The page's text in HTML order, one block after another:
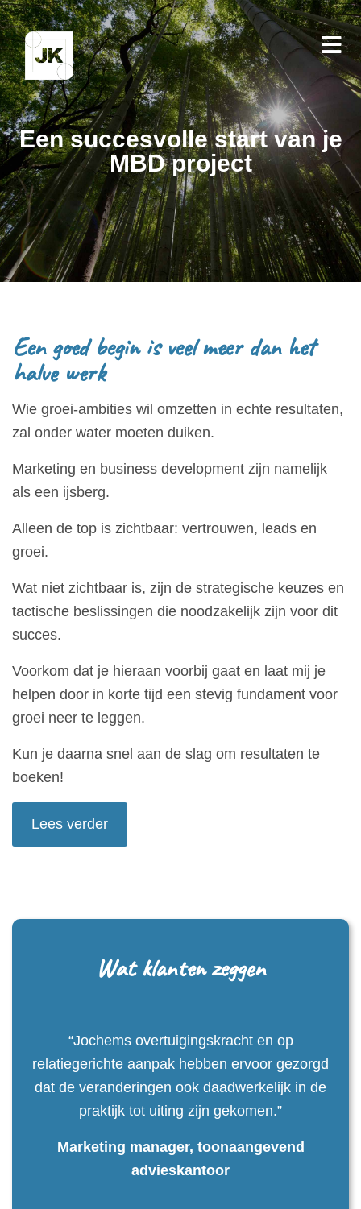
Een succesvolle start van je
MBD project
Een goed begin is veel meer dan het
halve werk
Wie groei-ambities wil omzetten in echte resultaten,
zal onder water moeten duiken.
Marketing en business development zijn namelijk
als een ijsberg.
Alleen de top is zichtbaar: vertrouwen, leads en
groei.
Wat niet zichtbaar is, zijn de strategische keuzes en
tactische beslissingen die noodzakelijk zijn voor dit
succes.
Voorkom dat je hieraan voorbij gaat en laat mij je
helpen door in korte tijd een stevig fundament voor
groei neer te leggen.
Kun je daarna snel aan de slag om resultaten te
boeken!
Lees verder
Wat klanten zeggen
“Jochems overtuigingskracht en op
relatiegerichte aanpak hebben ervoor gezorgd
dat de veranderingen ook daadwerkelijk in de
praktijk tot uiting zijn gekomen.”
Marketing manager, toonaangevend
advieskantoor